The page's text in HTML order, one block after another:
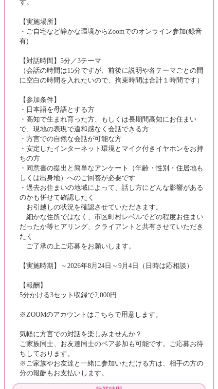
す。
【実施場所】
・ご自宅など静かな環境からZoomでのオンライン参加(録音
有)
【対話時間】5分／3テーマ
（会話の時間は15分ですが、前後に説明や各テーマごとの間
に空白の時間を入れたいので、拘束時間は合計１時間です）
【参加条件】
・日本語を母語とする方
・高知で生まれ育った方、もしくは長期間高知にお住まい
で、現地の表現で違和感なく会話できる方
・方言での自然な会話が可能な方
・安定したインターネット環境とマイク付きイヤホンをお持
ちの方
・同意書の提出と簡単なアンケート（年齢・性別・住居地も
しくは出身地）へのご回答が必要です
・過去お住まいの地域によって、話し方にどんな影響がある
のかも併せて確認したく
お引越しの状況を確認させていただきます。
細かな住所ではなく、市区町村レベルでどの程度お住まい
だったか等ヒアリング、クライアントと共有させていただき
たく
ご了承の上ご応募をお願いします。
【実施時期】～2026年8月24日～9月4日（日時は応相談）
【報酬】
5分かける3セット収録で2,000円
※ZOOMのアカウントはこちらで用意します。
気軽に方言での対話を楽しみませんか？
ご家族同士、お友達同士のペア参加も可能です。ご応募お待
ちしております。
※ご家族やお友達と一緒に参加いただける方は、相手の方の
分の報酬もお支払いします。